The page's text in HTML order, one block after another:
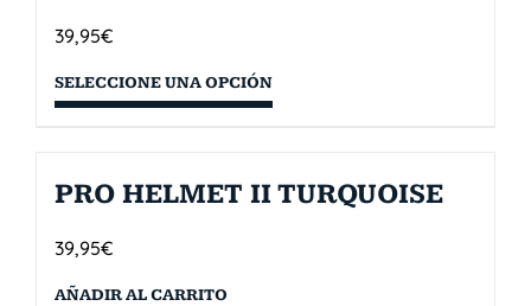
39,95€
SELECCIONE UNA OPCIÓN
PRO HELMET II TURQUOISE
39,95€
AÑADIR AL CARRITO